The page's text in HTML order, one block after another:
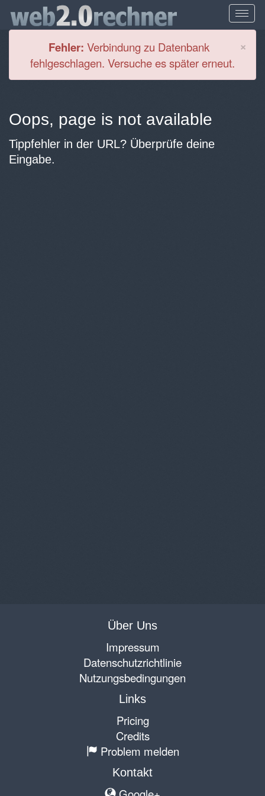
×
Fehler: Verbindung zu Datenbank
fehlgeschlagen. Versuche es später erneut.
Oops, page is not available
Tippfehler in der URL? Überprüfe deine
Eingabe.
Über Uns
Impressum
Datenschutzrichtlinie
Nutzungsbedingungen
Links
Pricing
Credits
Problem melden
Kontakt